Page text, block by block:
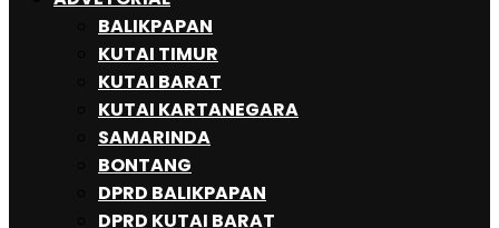
BALIKPAPAN
KUTAI TIMUR
KUTAI BARAT
KUTAI KARTANEGARA
SAMARINDA
BONTANG
DPRD BALIKPAPAN
DPRD KUTAI BARAT